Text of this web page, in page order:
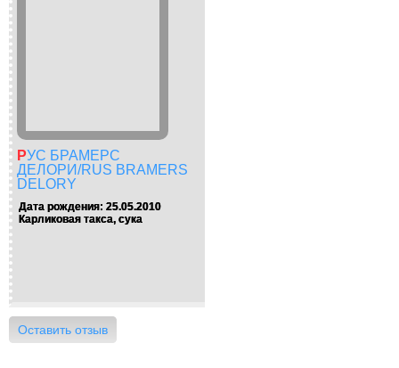
РУС БРАМЕРС
ДЕЛОРИ/RUS BRAMERS
DELORY
Дата рождения: 25.05.2010
Карликовая такса, сука
Оставить отзыв